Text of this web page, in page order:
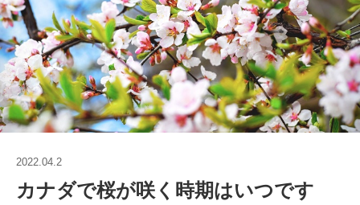
2022.04.2
カナダで桜が咲く時期はいつです